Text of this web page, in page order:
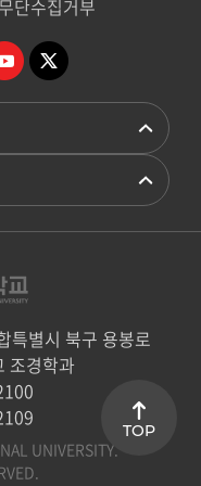
단수집거부
특별시 북구 용봉로
조경학과
UNIVERSITY.
TOP